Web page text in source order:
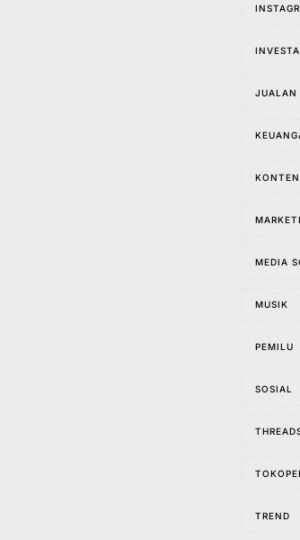
JUALAN
KONTEN
MEDIA
MUSIK
PEMILU
SOSIAL
TREND